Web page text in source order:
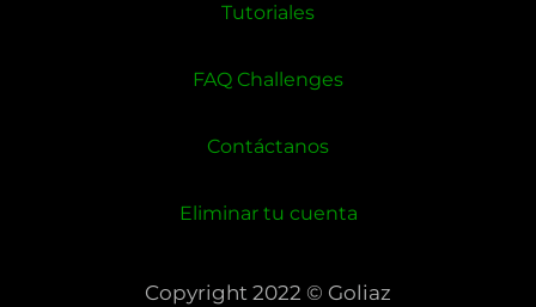
Tutoriales
FAQ Challenges
Contáctanos
Eliminar tu cuenta
Copyright 2022 © Goliaz